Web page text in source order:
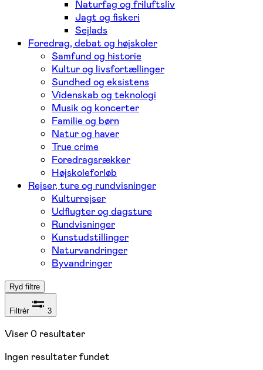
Naturfag og friluftsliv
Jagt og fiskeri
Sejlads
Foredrag, debat og højskoler
Samfund og historie
Kultur og livsfortællinger
Sundhed og eksistens
Videnskab og teknologi
Musik og koncerter
Familie og børn
Natur og haver
True crime
Foredragsrækker
Højskoleforløb
Rejser, ture og rundvisninger
Kulturrejser
Udflugter og dagsture
Rundvisninger
Kunstudstillinger
Naturvandringer
Byvandringer
Ryd filtre
Filtrér 3
Viser0 resultater
Ingen resultater fundet